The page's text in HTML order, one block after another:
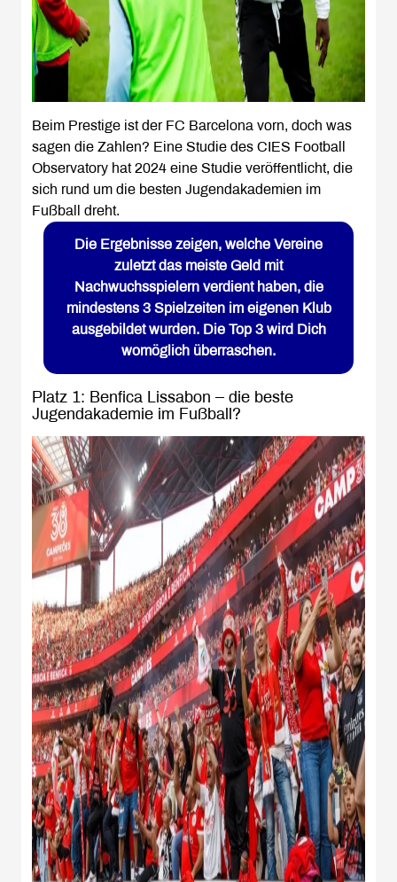
Beim Prestige ist der FC Barcelona vorn, doch was
sagen die Zahlen? Eine Studie des CIES Football
Observatory hat 2024 eine Studie veröffentlicht, die
sich rund um die besten Jugendakademien im
Fußball dreht.
Die Ergebnisse zeigen, welche Vereine
zuletzt das meiste Geld mit
Nachwuchsspielern verdient haben, die
mindestens 3 Spielzeiten im eigenen Klub
ausgebildet wurden. Die Top 3 wird Dich
womöglich überraschen.
Platz 1: Benfica Lissabon – die beste
Jugendakademie im Fußball?